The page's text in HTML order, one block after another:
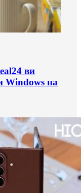
ви
Windows на